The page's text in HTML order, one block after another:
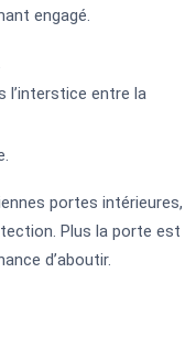
engagé.
l’interstice entre la
portes intérieures,
Plus la porte est
d’aboutir.